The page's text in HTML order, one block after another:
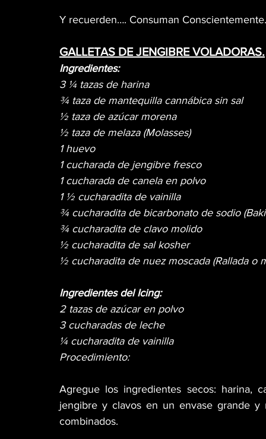
Y recuerden…. Consuman
GALLETAS DE JENGIBRE VOLADORAS.
Ingredientes:
3 ¼ tazas de harina
¾ taza de mantequilla cannábica sin sal
½ taza de azúcar morena
½ taza de melaza (Molasses)
1 huevo
1 cucharada de jengibre fresco
1 cucharada de canela en polvo
1 ½ cucharadita de vainilla
¾ cucharadita de bicarbonato de sodio
¾ cucharadita de clavo molido
½ cucharadita de sal kosher
½ cucharadita de nuez moscada (Rallada o
Ingredientes del Icing:
2 tazas de azúcar en polvo
3 cucharadas de leche
¼ cucharadita de vainilla
Procedimiento:
Agregue los ingredientes secos: harina,
jengibre y clavos en un envase grande
combinados.